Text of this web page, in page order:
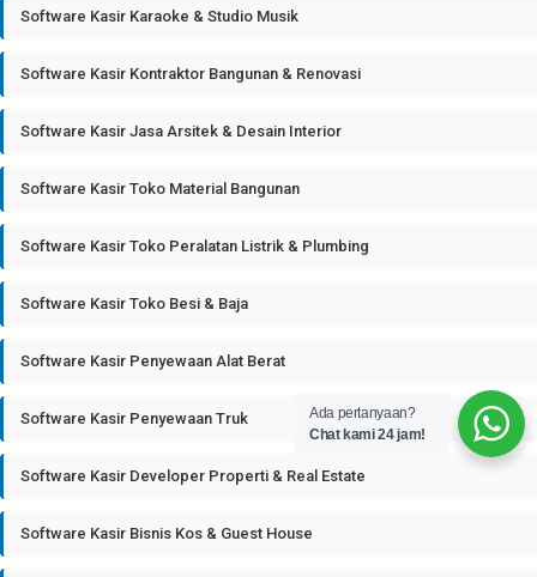
Software Kasir Karaoke & Studio Musik
Software Kasir Kontraktor Bangunan & Renovasi
Software Kasir Jasa Arsitek & Desain Interior
Software Kasir Toko Material Bangunan
Software Kasir Toko Peralatan Listrik & Plumbing
Software Kasir Toko Besi & Baja
Software Kasir Penyewaan Alat Berat
Software Kasir Penyewaan Truk
Software Kasir Developer Properti & Real Estate
Software Kasir Bisnis Kos & Guest House
Ada pertanyaan?
Chat kami 24 jam!